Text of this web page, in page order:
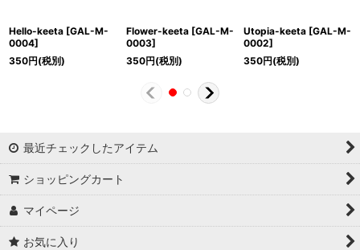
Hello-keeta [GAL-M-
0004]
350円(税別)
Flower-keeta [GAL-M-
0003]
350円(税別)
Utopia-keeta [GAL-M-
0002]
350円(税別)
最近チェックしたアイテム
ショッピングカート
マイページ
お気に入り